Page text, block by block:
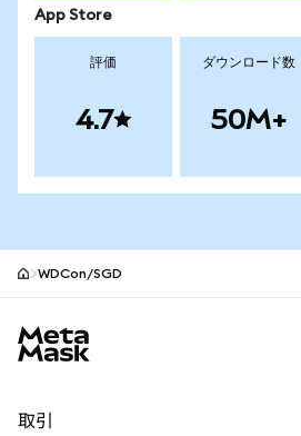
App Store
評価
4.7
ダウンロード数
50M+
WDCon/SGD
取引